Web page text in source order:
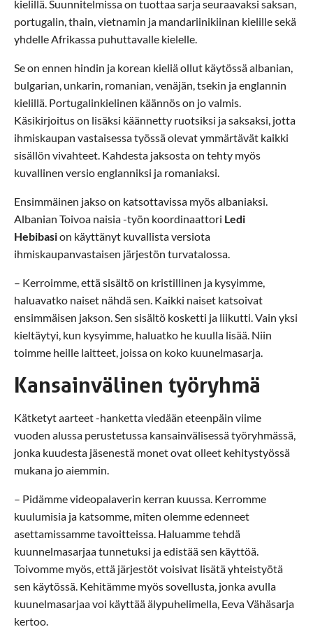
kielillä. Suunnitelmissa on tuottaa sarja seuraavaksi saksan,
portugalin, thain, vietnamin ja mandariinikiinan kielille sekä
yhdelle Afrikassa puhuttavalle kielelle.
Se on ennen hindin ja korean kieliä ollut käytössä albanian,
bulgarian, unkarin, romanian, venäjän, tsekin ja englannin
kielillä. Portugalinkielinen käännös on jo valmis.
Käsikirjoitus on lisäksi käännetty ruotsiksi ja saksaksi, jotta
ihmiskaupan vastaisessa työssä olevat ymmärtävät kaikki
sisällön vivahteet. Kahdesta jaksosta on tehty myös
kuvallinen versio englanniksi ja romaniaksi.
Ensimmäinen jakso on katsottavissa myös albaniaksi.
Albanian Toivoa naisia -työn koordinaattori Ledi
Hebibasion käyttänyt kuvallista versiota
ihmiskaupanvastaisen järjestön turvatalossa.
– Kerroimme, että sisältö on kristillinen ja kysyimme,
haluavatko naiset nähdä sen. Kaikki naiset katsoivat
ensimmäisen jakson. Sen sisältö kosketti ja liikutti. Vain yksi
kieltäytyi, kun kysyimme, haluatko he kuulla lisää. Niin
toimme heille laitteet, joissa on koko kuunelmasarja.
Kansainvälinen työryhmä
Kätketyt aarteet -hanketta viedään eteenpäin viime
vuoden alussa perustetussa kansainvälisessä työryhmässä,
jonka kuudesta jäsenestä monet ovat olleet kehitystyössä
mukana jo aiemmin.
– Pidämme videopalaverin kerran kuussa. Kerromme
kuulumisia ja katsomme, miten olemme edenneet
asettamissamme tavoitteissa. Haluamme tehdä
kuunnelmasarjaa tunnetuksi ja edistää sen käyttöä.
Toivomme myös, että järjestöt voisivat lisätä yhteistyötä
sen käytössä. Kehitämme myös sovellusta, jonka avulla
kuunelmasarjaa voi käyttää älypuhelimella, Eeva Vähäsarja
kertoo.